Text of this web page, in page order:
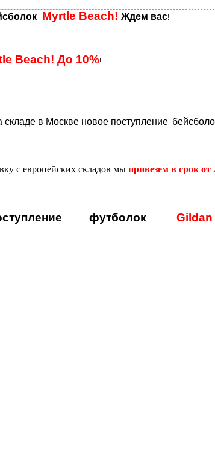
Myrtle Beach! Ждем вас!
Beach! До 10%!
складе в Москве новое поступление
с европейских складов мы привезем в срок от
футболок Gildan